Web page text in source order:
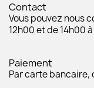
Contact
Vous pouvez nous
12h00 et de 14h00
Paiement
Par carte bancaire,